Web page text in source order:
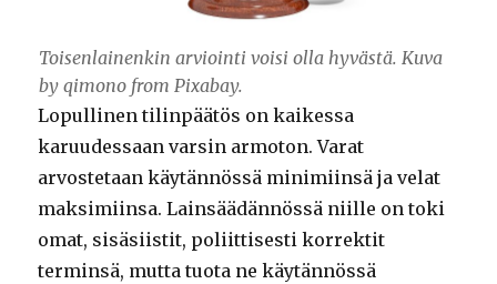
Toisenlainenkin arviointi voisi olla hyvästä. Kuva
by qimono from Pixabay.
Lopullinen tilinpäätös on kaikessa
karuudessaan varsin armoton. Varat
arvostetaan käytännössä minimiinsä ja velat
maksimiinsa. Lainsäädännössä niille on toki
omat, sisäsiistit, poliittisesti korrektit
terminsä, mutta tuota ne käytännössä